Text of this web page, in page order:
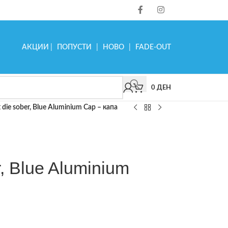
АКЦИИ ПОПУСТИ НОВО FADE-OUT
0 ДЕН
die sober, Blue Aluminium Cap – капа
Blue Aluminium